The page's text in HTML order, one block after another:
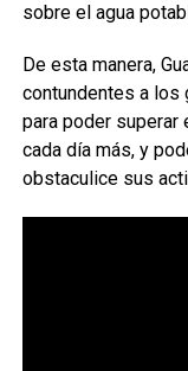
sobre el agua
De esta manera,
contundentes a los
para poder superar
cada día más, y
obstaculice sus